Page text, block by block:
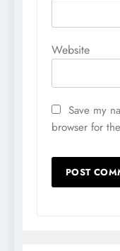
Website
Save my
browser for